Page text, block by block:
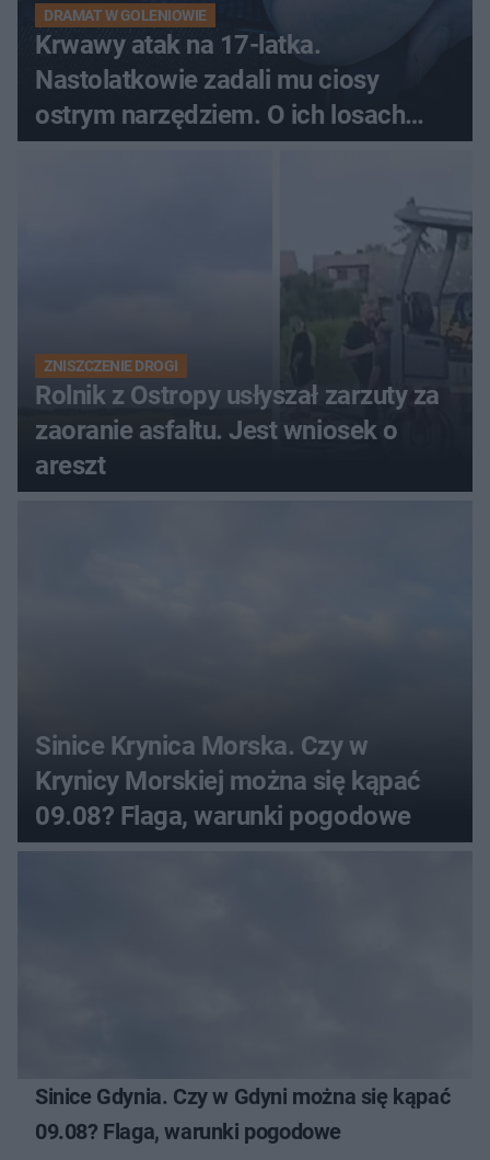
DRAMAT W GOLENIOWIE
Krwawy atak na 17-latka.
Nastolatkowie zadali mu ciosy
ostrym narzędziem. O ich losach
zdecyduje sąd rodzinny
ZNISZCZENIE DROGI
Rolnik z Ostropy usłyszał zarzuty za
zaoranie asfaltu. Jest wniosek o
areszt
Sinice Krynica Morska. Czy w
Krynicy Morskiej można się kąpać
09.08? Flaga, warunki pogodowe
Sinice Gdynia. Czy w Gdyni można się kąpać
09.08? Flaga, warunki pogodowe